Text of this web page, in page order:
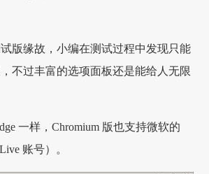
版缘故，小编在测试过程中发现只能
不过丰富的选项面板还是能给人无限
一样，Chromium 版也支持微软的
账号）。